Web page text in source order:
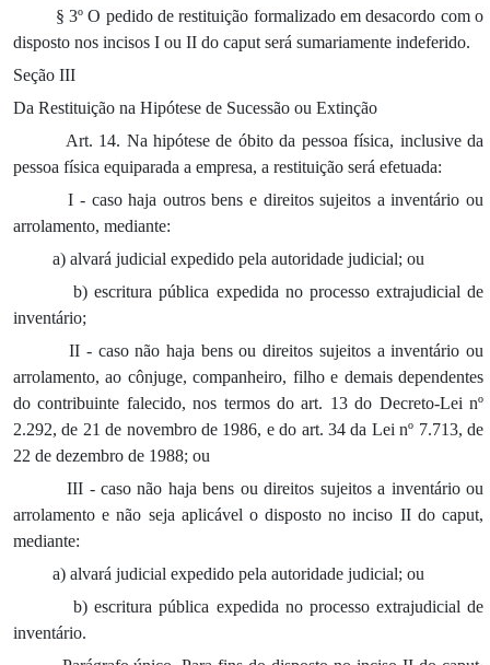
§ 3º O pedido de restituição formalizado em desacordo com o
disposto nos incisos I ou II do caput será sumariamente indeferido.
Seção III
Da Restituição na Hipótese de Sucessão ou Extinção
Art. 14. Na hipótese de óbito da pessoa física, inclusive da
pessoa física equiparada a empresa, a restituição será efetuada:
I - caso haja outros bens e direitos sujeitos a inventário ou
arrolamento, mediante:
a) alvará judicial expedido pela autoridade judicial; ou
b) escritura pública expedida no processo extrajudicial de
inventário;
II - caso não haja bens ou direitos sujeitos a inventário ou
arrolamento, ao cônjuge, companheiro, filho e demais dependentes
do contribuinte falecido, nos termos do art. 13 do Decreto-Lei nº
2.292, de 21 de novembro de 1986, e do art. 34 da Lei nº 7.713, de
22 de dezembro de 1988; ou
III - caso não haja bens ou direitos sujeitos a inventário ou
arrolamento e não seja aplicável o disposto no inciso II do caput,
mediante:
a) alvará judicial expedido pela autoridade judicial; ou
b) escritura pública expedida no processo extrajudicial de
inventário.